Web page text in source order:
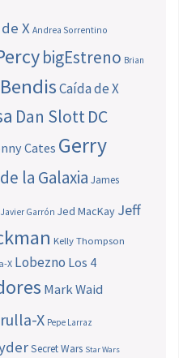
X Andrea Sorrentino
bigEstreno Brian
Caída de X
Dan SlottDC
Cates Gerry
la Galaxia James
Javier Garrón Jed MacKay Jeff
Kelly Thompson
X Lobezno Los 4
Mark Waid
X Pepe Larraz
Secret Wars Star Wars